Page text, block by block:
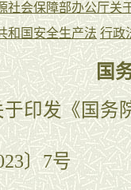
社会保障部办公厅关
和国安全生产法 行政
国
于印发《国务
〕7号